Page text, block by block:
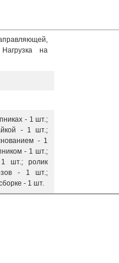
на
- 1 шт.;
- 1 шт.;
- 1
- 1 шт.;
1 шт.; ролик
- 1 шт.;
- 1 шт.